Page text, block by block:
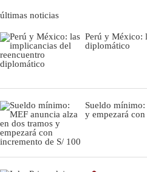
últimas noticias
Perú y México:
diplomático
Sueldo
y empezará